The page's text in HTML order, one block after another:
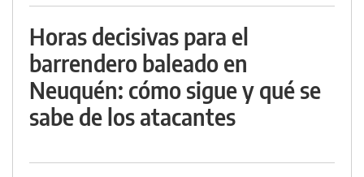
Horas decisivas para el
barrendero baleado en
Neuquén: cómo sigue y qué se
sabe de los atacantes